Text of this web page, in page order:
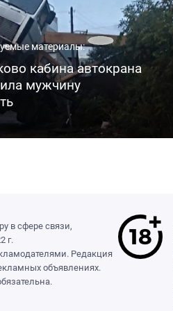
материалы:
кабина автокрана
мужчину
в сфере связи,
г.
Редакция
объявлениях.